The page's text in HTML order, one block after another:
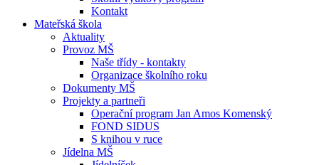
Kontakt
Mateřská škola
Aktuality
Provoz MŠ
Naše třídy - kontakty
Organizace školního roku
Dokumenty MŠ
Projekty a partneři
Operační program Jan Amos Komenský
FOND SIDUS
S knihou v ruce
Jídelna MŠ